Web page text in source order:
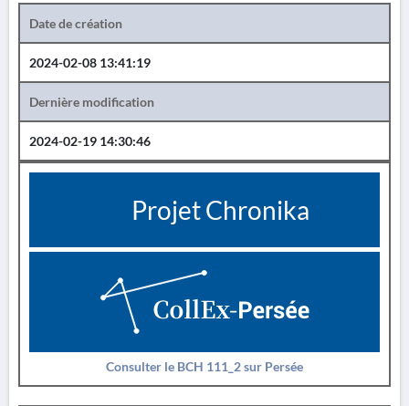
Date de création
2024-02-08 13:41:19
Dernière modification
2024-02-19 14:30:46
Projet Chronika
Consulter le BCH 111_2 sur Persée